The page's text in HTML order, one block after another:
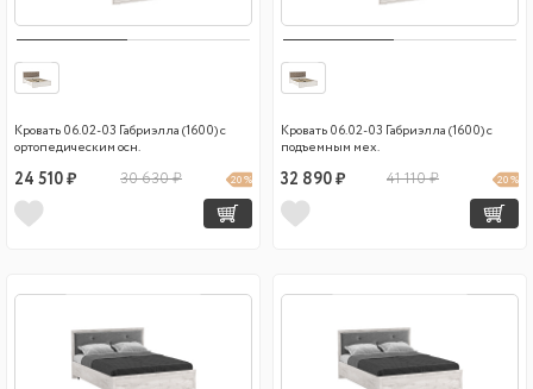
Кровать 06.02-03 Габриэлла (1600) с
ортопедическим осн.
24 510 ₽ 30 630 ₽ 20 %
Кровать 06.02-03 Габриэлла (1600) с
подъемным мех.
32 890 ₽ 41 110 ₽ 20 %